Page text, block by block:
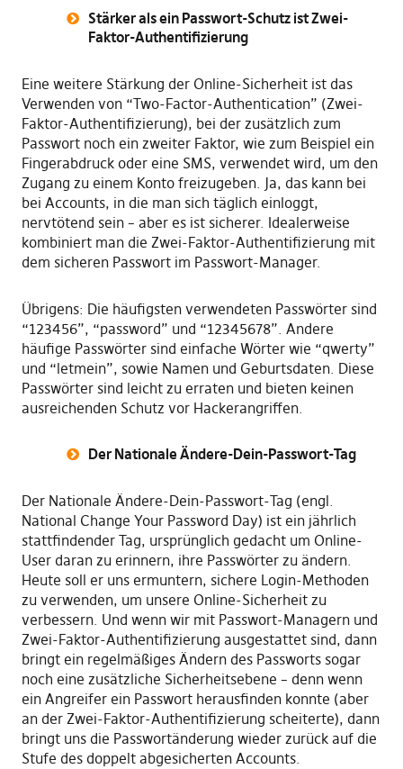
Stärker als ein Passwort-Schutz ist Zwei-
Faktor-Authentifizierung
Eine weitere Stärkung der Online-Sicherheit ist das
Verwenden von “Two-Factor-Authentication” (Zwei-
Faktor-Authentifizierung), bei der zusätzlich zum
Passwort noch ein zweiter Faktor, wie zum Beispiel ein
Fingerabdruck oder eine SMS, verwendet wird, um den
Zugang zu einem Konto freizugeben. Ja, das kann bei
bei Accounts, in die man sich täglich einloggt,
nervtötend sein – aber es ist sicherer. Idealerweise
kombiniert man die Zwei-Faktor-Authentifizierung mit
dem sicheren Passwort im Passwort-Manager.
Übrigens: Die häufigsten verwendeten Passwörter sind
“123456”, “password” und “12345678”. Andere
häufige Passwörter sind einfache Wörter wie “qwerty”
und “letmein”, sowie Namen und Geburtsdaten. Diese
Passwörter sind leicht zu erraten und bieten keinen
ausreichenden Schutz vor Hackerangriffen.
Der Nationale Ändere-Dein-Passwort-Tag
Der Nationale Ändere-Dein-Passwort-Tag (engl.
National Change Your Password Day) ist ein jährlich
stattfindender Tag, ursprünglich gedacht um Online-
User daran zu erinnern, ihre Passwörter zu ändern.
Heute soll er uns ermuntern, sichere Login-Methoden
zu verwenden, um unsere Online-Sicherheit zu
verbessern. Und wenn wir mit Passwort-Managern und
Zwei-Faktor-Authentifizierung ausgestattet sind, dann
bringt ein regelmäßiges Ändern des Passworts sogar
noch eine zusätzliche Sicherheitsebene – denn wenn
ein Angreifer ein Passwort herausfinden konnte (aber
an der Zwei-Faktor-Authentifizierung scheiterte), dann
bringt uns die Passwortänderung wieder zurück auf die
Stufe des doppelt abgesicherten Accounts.